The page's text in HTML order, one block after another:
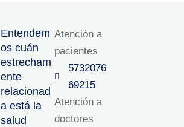
Entendem
os cuán
estrecham
ente
relacionad
a está la
salud
Atención a
pacientes
5732076
69215‬
Atención a
doctores